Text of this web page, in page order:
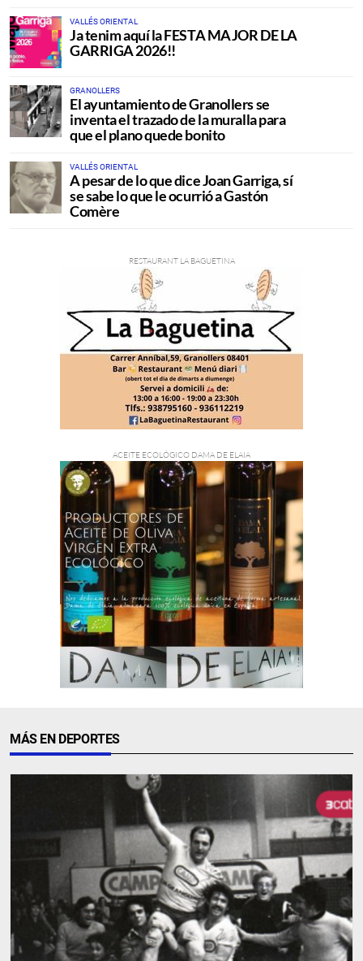
VALLÉS ORIENTAL
Ja tenim aquí la FESTA MAJOR DE LA
GARRIGA 2026!!
GRANOLLERS
El ayuntamiento de Granollers se
inventa el trazado de la muralla para
que el plano quede bonito
VALLÉS ORIENTAL
A pesar de lo que dice Joan Garriga, sí
se sabe lo que le ocurrió a Gastón
Comère
MÁS EN DEPORTES